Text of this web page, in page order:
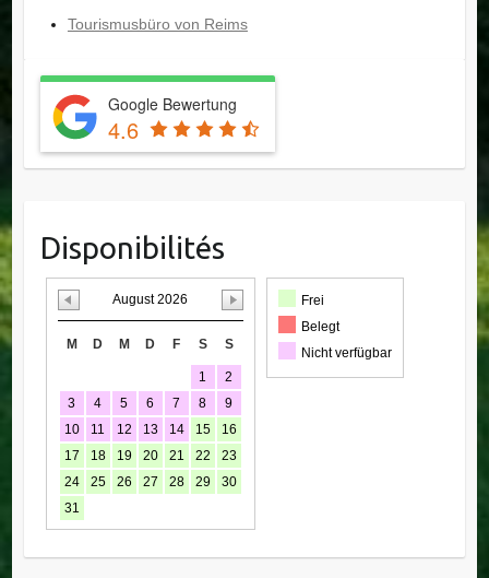
Tourismusbüro von Reims
Google Bewertung
4.6
Disponibilités
August 2026
M D M D F S S
1
2
3
4 5 6 7 8
9
10
11 12 13 14 15
16
17
18 19 20 21 22
23
24
25 26 27 28 29
30
31
Frei
Belegt
Nicht verfügbar